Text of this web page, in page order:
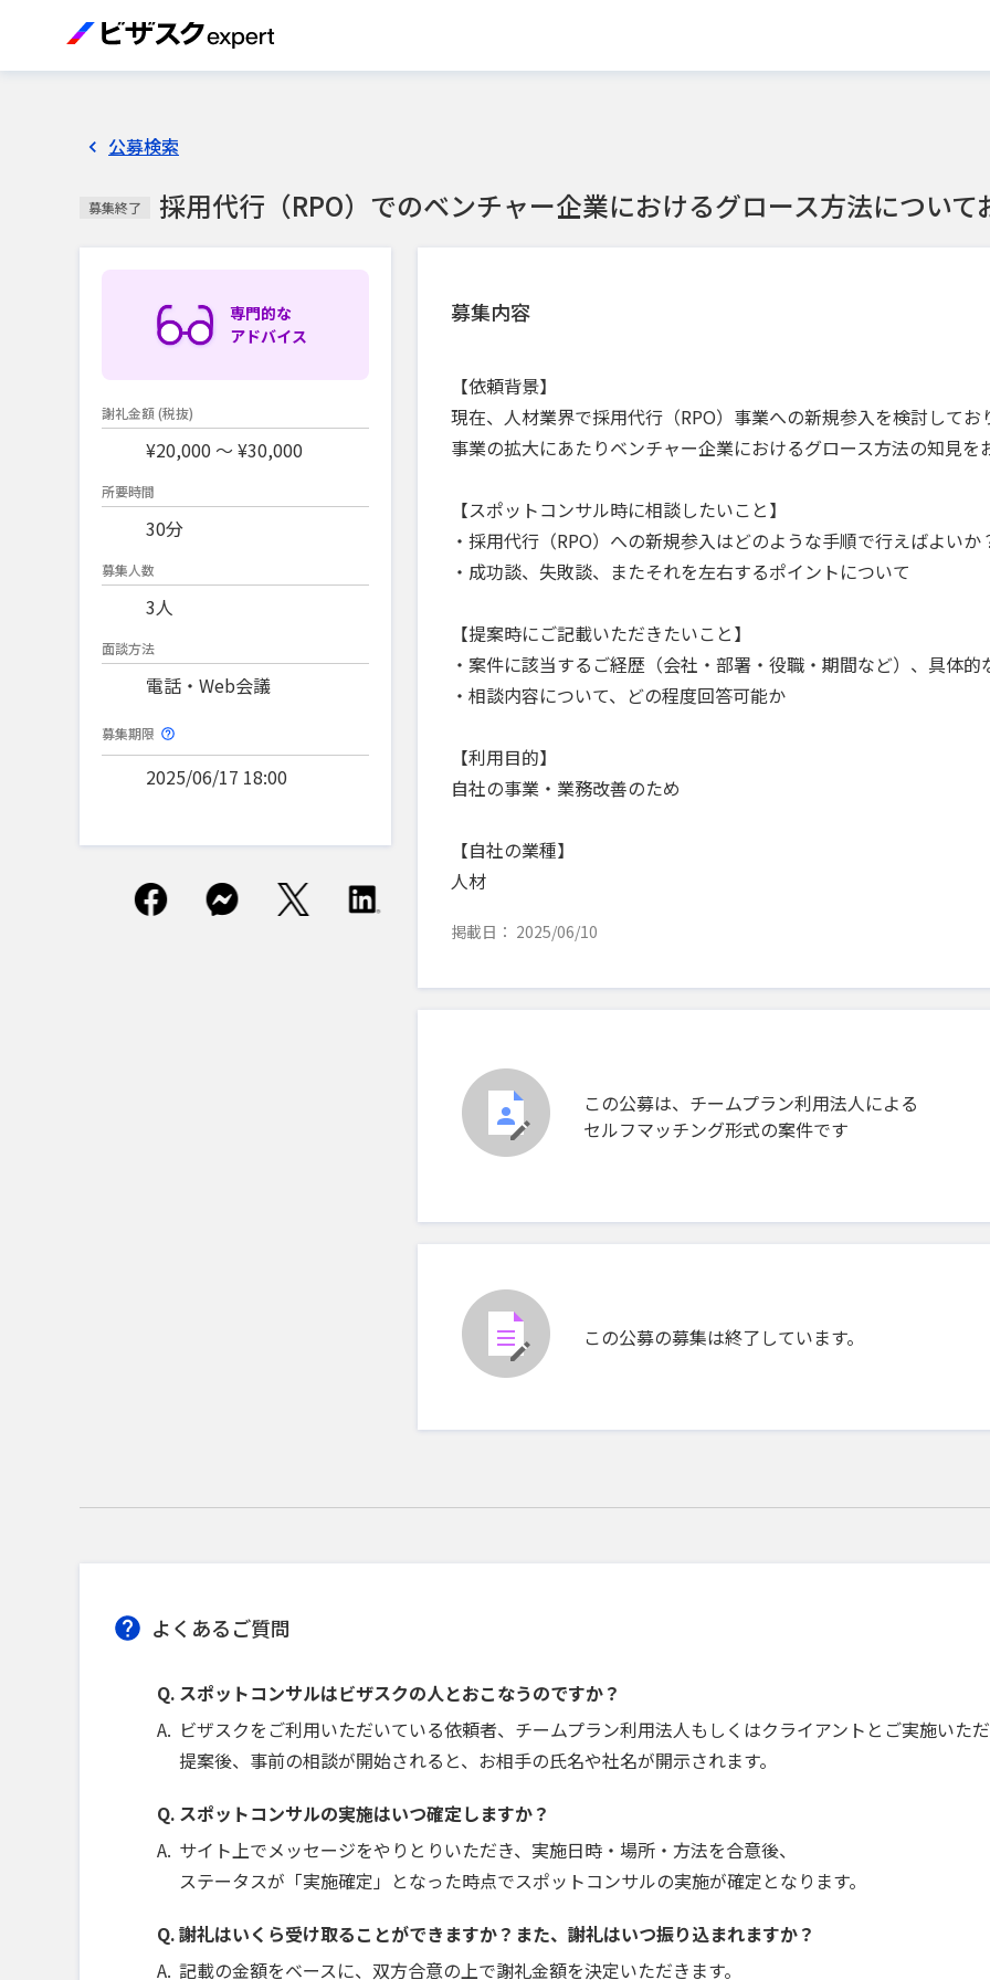
公募検索
募集終了 採用代行（RPO）でのベンチャー企業におけるグロース方法について
専門的な
アドバイス
謝礼金額(税抜)
¥20,000 〜 ¥30,000
所要時間
30分
募集人数
3人
面談方法
電話・Web会議
募集期限
2025/06/17 18:00
募集内容
【依頼背景】
現在、人材業界で採用代行（RPO）事業への新規参入を検討してお
事業の拡大にあたりベンチャー企業におけるグロース方法の知見を
【スポットコンサル時に相談したいこと】
・採用代行（RPO）への新規参入はどのような手順で行えばよいか
・成功談、失敗談、またそれを左右するポイントについて
【提案時にご記載いただきたいこと】
・案件に該当するご経歴（会社・部署・役職・期間など）、具体的
・相談内容について、どの程度回答可能か
【利用目的】
自社の事業・業務改善のため
【自社の業種】
人材
掲載日： 2025/06/10
この公募は、チームプラン利用法人による
セルフマッチング形式の案件です
この公募の募集は終了しています。
よくあるご質問
スポットコンサルはビザスクの人とおこなうのですか？
ビザスクをご利用いただいている依頼者、チームプラン利用法人もしくはクライアントとご実施いただ
提案後、事前の相談が開始されると、お相手の氏名や社名が開示されます。
スポットコンサルの実施はいつ確定しますか？
サイト上でメッセージをやりとりいただき、実施日時・場所・方法を合意後、
ステータスが「実施確定」となった時点でスポットコンサルの実施が確定となります。
謝礼はいくら受け取ることができますか？また、謝礼はいつ振り込まれますか？
記載の金額をベースに、双方合意の上で謝礼金額を決定いただきます。